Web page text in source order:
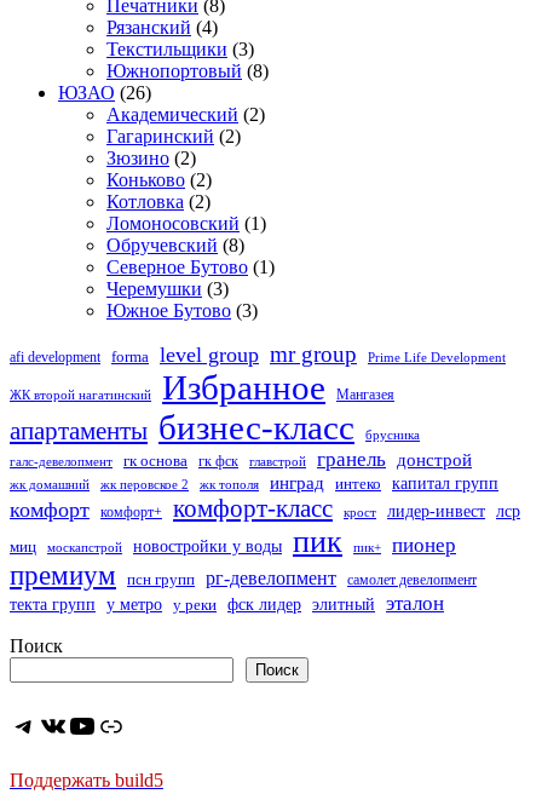
Печатники (8)
Рязанский (4)
Текстильщики (3)
Южнопортовый (8)
ЮЗАО (26)
Академический (2)
Гагаринский (2)
Зюзино (2)
Коньково (2)
Котловка (2)
Ломоносовский (1)
Обручевский (8)
Северное Бутово (1)
Черемушки (3)
Южное Бутово (3)
afi development forma level group mr group Prime Life Development
ЖК второй нагатинский Избранное Мангазея
апартаменты бизнес-класс
брусника
галс-девелопмент
гк основа гк фск главстрой гранель донстрой
жк домашний жк перовское 2 жк тополя инград интеко капитал групп
комфорт комфорт+ комфорт-класс крост лидер-инвест лср
миц москапстрой новостройки у воды пик пик+ пионер
премиум псн групп рг-девелопмент самолет девелопмент
текта групп у метро у реки фск лидер элитный эталон
Поиск
Поиск
Telegram
ВКонтакте
YouTube
Ссылка
Поддержать build5